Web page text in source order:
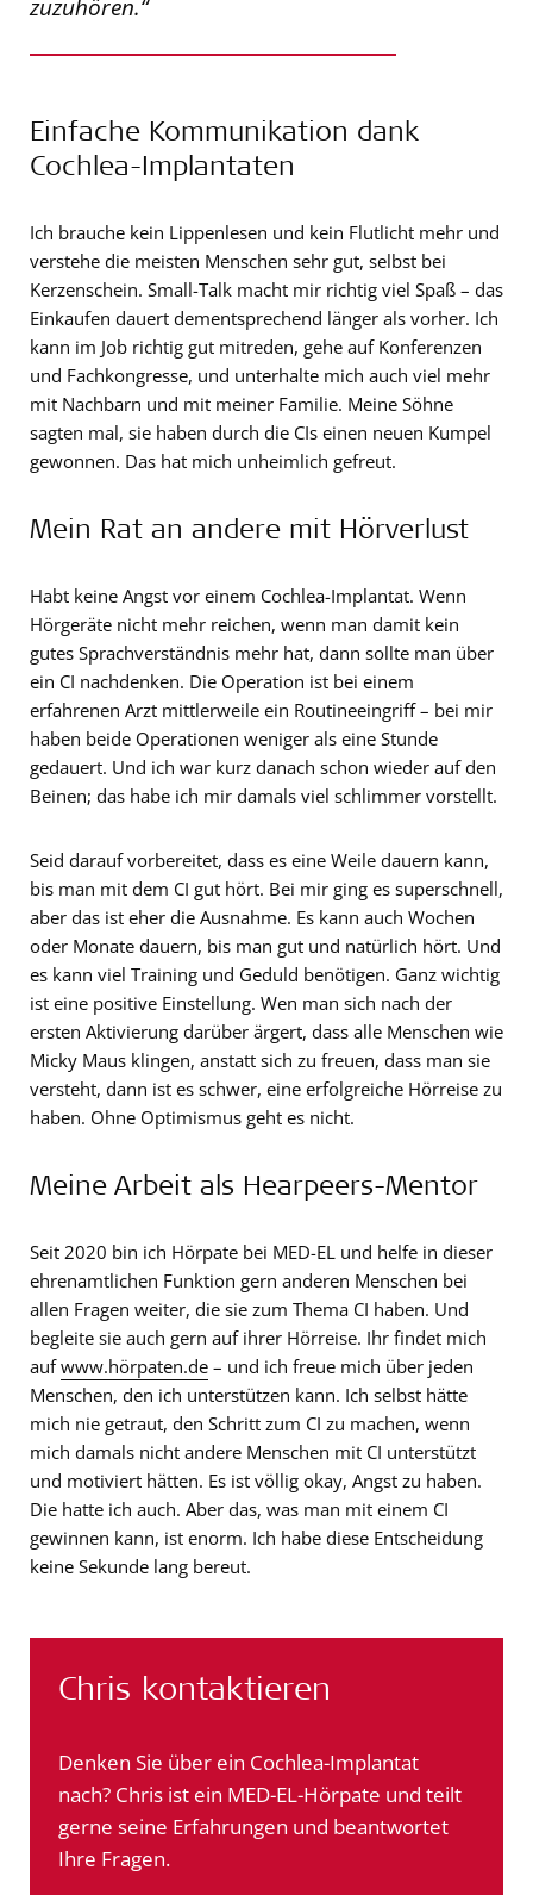
zuzuhören.“
Einfache Kommunikation dank
Cochlea-Implantaten
Ich brauche kein Lippenlesen und kein Flutlicht mehr und
verstehe die meisten Menschen sehr gut, selbst bei
Kerzenschein. Small-Talk macht mir richtig viel Spaß – das
Einkaufen dauert dementsprechend länger als vorher. Ich
kann im Job richtig gut mitreden, gehe auf Konferenzen
und Fachkongresse, und unterhalte mich auch viel mehr
mit Nachbarn und mit meiner Familie. Meine Söhne
sagten mal, sie haben durch die CIs einen neuen Kumpel
gewonnen. Das hat mich unheimlich gefreut.
Mein Rat an andere mit Hörverlust
Habt keine Angst vor einem Cochlea-Implantat. Wenn
Hörgeräte nicht mehr reichen, wenn man damit kein
gutes Sprachverständnis mehr hat, dann sollte man über
ein CI nachdenken. Die Operation ist bei einem
erfahrenen Arzt mittlerweile ein Routineeingriff – bei mir
haben beide Operationen weniger als eine Stunde
gedauert. Und ich war kurz danach schon wieder auf den
Beinen; das habe ich mir damals viel schlimmer vorstellt.
Seid darauf vorbereitet, dass es eine Weile dauern kann,
bis man mit dem CI gut hört. Bei mir ging es superschnell,
aber das ist eher die Ausnahme. Es kann auch Wochen
oder Monate dauern, bis man gut und natürlich hört. Und
es kann viel Training und Geduld benötigen. Ganz wichtig
ist eine positive Einstellung. Wen man sich nach der
ersten Aktivierung darüber ärgert, dass alle Menschen wie
Micky Maus klingen, anstatt sich zu freuen, dass man sie
versteht, dann ist es schwer, eine erfolgreiche Hörreise zu
haben. Ohne Optimismus geht es nicht.
Meine Arbeit als Hearpeers-Mentor
Seit 2020 bin ich Hörpate bei MED-EL und helfe in dieser
ehrenamtlichen Funktion gern anderen Menschen bei
allen Fragen weiter, die sie zum Thema CI haben. Und
begleite sie auch gern auf ihrer Hörreise. Ihr findet mich
aufwww.hörpaten.de – und ich freue mich über jeden
Menschen, den ich unterstützen kann. Ich selbst hätte
mich nie getraut, den Schritt zum CI zu machen, wenn
mich damals nicht andere Menschen mit CI unterstützt
und motiviert hätten. Es ist völlig okay, Angst zu haben.
Die hatte ich auch. Aber das, was man mit einem CI
gewinnen kann, ist enorm. Ich habe diese Entscheidung
keine Sekunde lang bereut.
Chris kontaktieren
Denken Sie über ein Cochlea-Implantat
nach? Chris ist ein MED-EL-Hörpate und teilt
gerne seine Erfahrungen und beantwortet
Ihre Fragen.